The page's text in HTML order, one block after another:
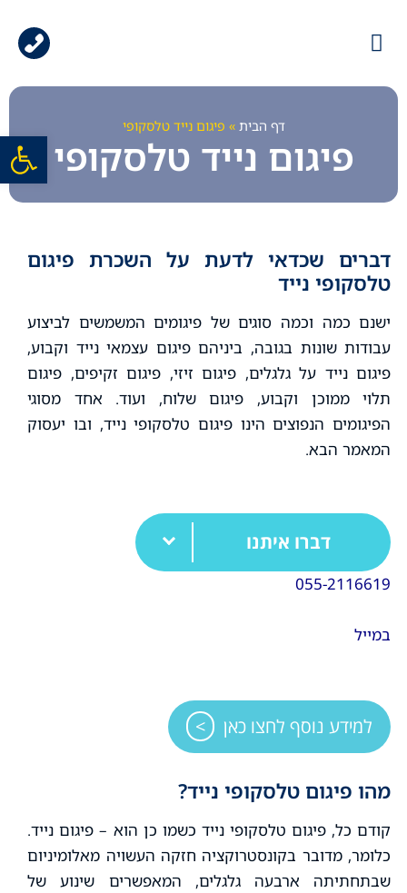
דף הבית » פיגום נייד טלסקופי
פיגום נייד טלסקופי
דברים שכדאי לדעת על השכרת פיגום
טלסקופי נייד
ישנם כמה וכמה סוגים של פיגומים המשמשים לביצוע
עבודות שונות בגובה, ביניהם פיגום עצמאי נייד וקבוע,
פיגום נייד על גלגלים, פיגום זיזי, פיגום זקיפים, פיגום
תלוי ממוכן וקבוע, פיגום שלוח, ועוד. אחד מסוגי
הפיגומים הנפוצים הינו פיגום טלסקופי נייד, ובו יעסוק
המאמר הבא.
דברו איתנו
055-2116619
במייל
למידע נוסף לחצו כאן
מהו פיגום טלסקופי נייד?
קודם כל, פיגום טלסקופי נייד כשמו כן הוא – פיגום נייד.
כלומר, מדובר בקונסטרוקציה חזקה העשויה מאלומיניום
שבתחתיתה ארבעה גלגלים, המאפשרים שינוע של
פתח